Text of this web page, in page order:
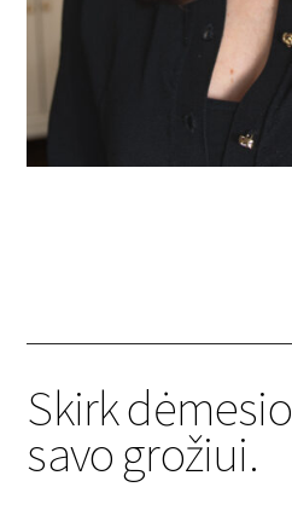
Skirk dėmesio
savo grožiui.